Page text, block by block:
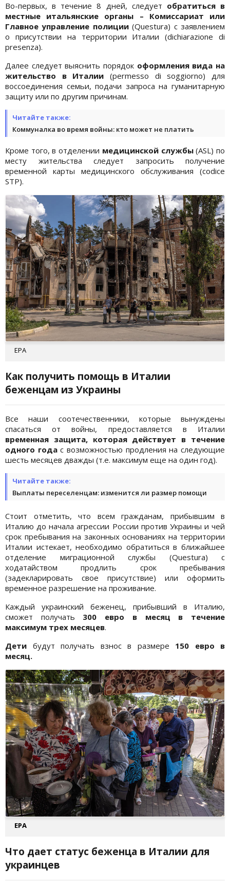
Во-первых, в течение 8 дней, следует обратиться в
местные итальянские органы – Комиссариат или
Главное управление полиции(Questura) с заявлением
о присутствии на территории Италии (dichiarazione di
presenza).
Далее следует выяснить порядок оформления вида на
жительство в Италии (permesso di soggiorno) для
воссоединения семьи, подачи запроса на гуманитарную
защиту или по другим причинам.
Читайте также:
Коммуналка во время войны: кто может не платить
Кроме того, в отделении медицинской службы(ASL) по
месту жительства следует запросить получение
временной карты медицинского обслуживания (codice
STP).
EPA
Как получить помощь в Италии
беженцам из Украины
Все наши соотечественники, которые вынуждены
спасаться от войны, предоставляется в Италии
временная защита, которая действует в течение
одного годас возможностью продления на следующие
шесть месяцев дважды (т.е. максимум еще на один год).
Читайте также:
Выплаты переселенцам: изменится ли размер помощи
Стоит отметить, что всем гражданам, прибывшим в
Италию до начала агрессии России против Украины и чей
срок пребывания на законных основаниях на территории
Италии истекает, необходимо обратиться в ближайшее
отделение миграционной службы (Questura) с
ходатайством продлить срок пребывания
(задекларировать свое присутствие) или оформить
временное разрешение на проживание.
Каждый украинский беженец, прибывший в Италию,
сможет получать 300 евро в месяц в течение
максимум трех месяцев.
Дети будут получать взнос в размере 150 евро в
месяц.
EPA
Что дает статус беженца в Италии для
украинцев